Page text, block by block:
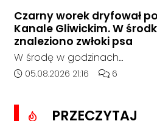
14:30 na drodze wojewódzkiej
408 pomiędzy Starym Koźlem
Bierawą.
Czarny worek dryfował po
Kanale Gliwickim. W
znaleziono zwłoki psa
W środę w godzinach
popołudniowych służby zostały
Gliwicki po zgłoszeniu od
zaniepokojonego świadka.
Data dodania artykułu:
05.08.2026 21:16 Liczba
6
PRZECZYTAJ